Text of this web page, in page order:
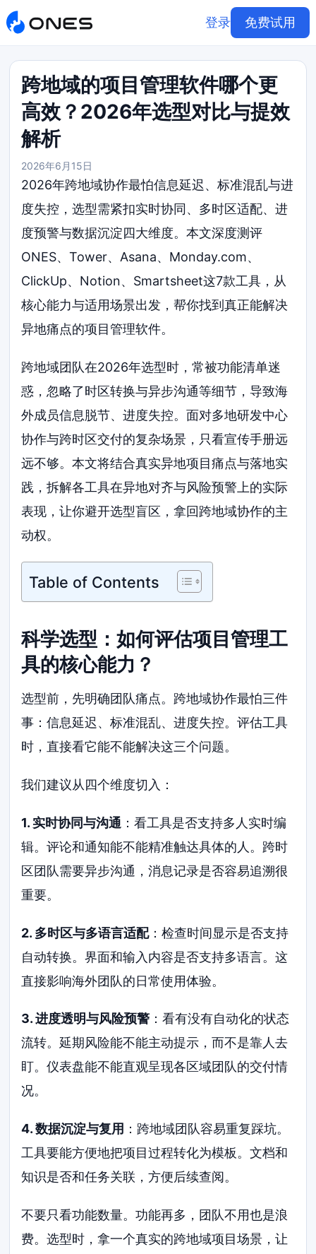
登录 免费试用
跨地域的项目管理软件哪个更
高效？2026年选型对比与提效
解析
2026年6月15日
2026年跨地域协作最怕信息延迟、标准混乱与进
度失控，选型需紧扣实时协同、多时区适配、进
度预警与数据沉淀四大维度。本文深度测评
ONES、Tower、Asana、Monday.com、
ClickUp、Notion、Smartsheet这7款工具，从
核心能力与适用场景出发，帮你找到真正能解决
异地痛点的项目管理软件。
跨地域团队在2026年选型时，常被功能清单迷
惑，忽略了时区转换与异步沟通等细节，导致海
外成员信息脱节、进度失控。面对多地研发中心
协作与跨时区交付的复杂场景，只看宣传手册远
远不够。本文将结合真实异地项目痛点与落地实
践，拆解各工具在异地对齐与风险预警上的实际
表现，让你避开选型盲区，拿回跨地域协作的主
动权。
Table of Contents
科学选型：如何评估项目管理工
具的核心能力？
选型前，先明确团队痛点。跨地域协作最怕三件
事：信息延迟、标准混乱、进度失控。评估工具
时，直接看它能不能解决这三个问题。
我们建议从四个维度切入：
1. 实时协同与沟通 ：看工具是否支持多人实时编
辑。评论和通知能不能精准触达具体的人。跨时
区团队需要异步沟通，消息记录是否容易追溯很
重要。
2. 多时区与多语言适配：检查时间显示是否支持
自动转换。界面和输入内容是否支持多语言。这
直接影响海外团队的日常使用体验。
3. 进度透明与风险预警 ：看有没有自动化的状态
流转。延期风险能不能主动提示，而不是靠人去
盯。仪表盘能不能直观呈现各区域团队的交付情
况。
4. 数据沉淀与复用 ：跨地域团队容易重复踩坑。
工具要能方便地把项目过程转化为模板。文档和
知识是否和任务关联，方便后续查阅。
不要只看功能数量。功能再多，团队不用也是浪
费。选型时，拿一个真实的跨地域项目场景，让